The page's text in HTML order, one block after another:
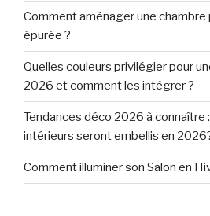
Comment aménager une
épurée ?
Quelles couleurs privilégier pour
2026 et comment les intégrer ?
Tendances déco 2026 à connaître
intérieurs seront embellis en
Comment illuminer son Salon en